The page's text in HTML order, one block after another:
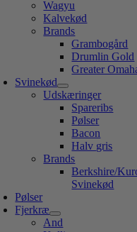
Wagyu
Kalvekød
Brands
Grambogård
Drumlin Gold
Greater
Svinekød
Udskæringer
Spareribs
Pølser
Bacon
Halv gris
Brands
Berkshire/
Svinekød
Pølser
Fjerkræ
And